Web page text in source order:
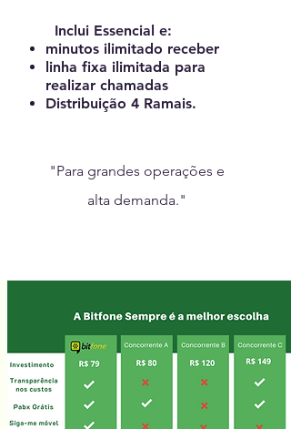
Inclui Essencial ​e:
minutos ilimitado receber
linha fixa ilimitada para
realizar chamadas
Distribuição 4 Ramais.
"Para grandes operações e
alta demanda."